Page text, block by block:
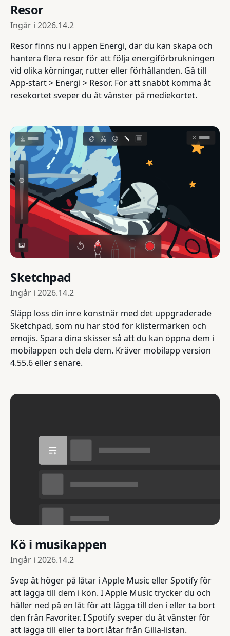
Resor
Ingår i 2026.14.2
Resor finns nu i appen Energi, där du kan skapa och
hantera flera resor för att följa energiförbrukningen
vid olika körningar, rutter eller förhållanden. Gå till
App-start > Energi > Resor. För att snabbt komma åt
resekortet sveper du åt vänster på mediekortet.
Sketchpad
Ingår i 2026.14.2
Släpp loss din inre konstnär med det uppgraderade
Sketchpad, som nu har stöd för klistermärken och
emojis. Spara dina skisser så att du kan öppna dem i
mobilappen och dela dem. Kräver mobilapp version
4.55.6 eller senare.
Kö i musikappen
Ingår i 2026.14.2
Svep åt höger på låtar i Apple Music eller Spotify för
att lägga till dem i kön. I Apple Music trycker du och
håller ned på en låt för att lägga till den i eller ta bort
den från Favoriter. I Spotify sveper du åt vänster för
att lägga till eller ta bort låtar från Gilla-listan.